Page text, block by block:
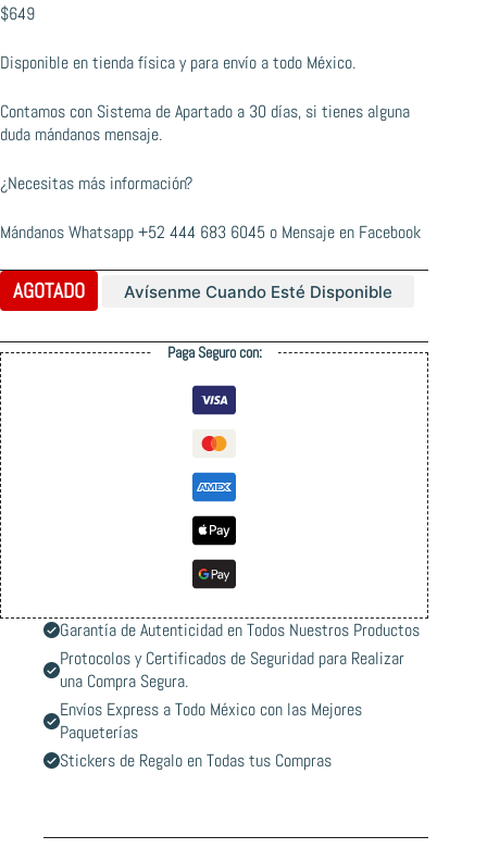
$649
Disponible en tienda física y para envío a todo México.
Contamos con Sistema de Apartado a 30 días, si tienes alguna
duda mándanos mensaje.
¿Necesitas más información?
Mándanos Whatsapp+52 444 683 6045 o Mensaje en Facebook
AGOTADO Avísenme Cuando Esté Disponible
Paga Seguro con:
Garantía de Autenticidad en Todos Nuestros Productos
Protocolos y Certificados de Seguridad para Realizar
una Compra Segura.
Envíos Express a Todo México con las Mejores
Paqueterías
Stickers de Regalo en Todas tus Compras